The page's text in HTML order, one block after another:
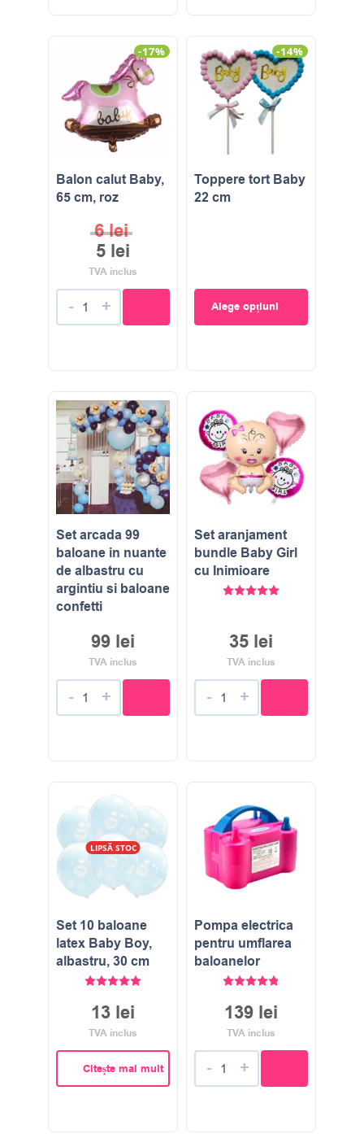
-17%
Balon calut Baby,
65 cm, roz
6lei
5 lei
TVA inclus
- +
-14%
Toppere tort Baby
22 cm
Alege opțiuni
Set arcada 99
baloane in nuante
de albastru cu
argintiu si baloane
confetti
99 lei
TVA inclus
- +
Set aranjament
bundle Baby Girl
cu Inimioare
35 lei
TVA inclus
- +
LIPSĂ STOC
Set 10 baloane
latex Baby Boy,
albastru, 30 cm
stele din 5
13 lei
TVA inclus
Citește mai mult
Pompa electrica
pentru umflarea
baloanelor
Evaluat la
139 lei
TVA inclus
- +